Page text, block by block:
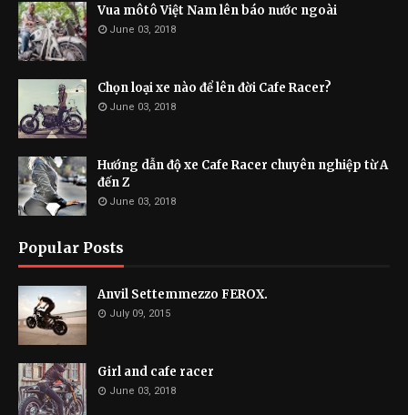
Vua môtô Việt Nam lên báo nước ngoài
June 03, 2018
Chọn loại xe nào để lên đời Cafe Racer?
June 03, 2018
Hướng dẫn độ xe Cafe Racer chuyên nghiệp từ A
đến Z
June 03, 2018
Popular Posts
Anvil Settemmezzo FEROX.
July 09, 2015
Girl and cafe racer
June 03, 2018